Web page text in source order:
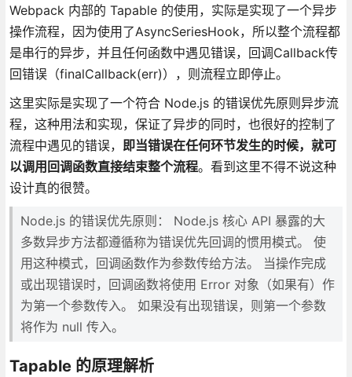
Webpack 内部的 Tapable 的使用，实际是实现了一个异步
操作流程，因为使用了AsyncSeriesHook，所以整个流程都
是串行的异步，并且任何函数中遇见错误，回调Callback传
回错误（finalCallback(err)），则流程立即停止。
这里实际是实现了一个符合 Node.js 的错误优先原则异步流
程，这种用法和实现，保证了异步的同时，也很好的控制了
流程中遇见的错误， 即当错误在任何环节发生的时候，就可
以调用回调函数直接结束整个流程。看到这里不得不说这种
设计真的很赞。
Node.js 的错误优先原则： Node.js 核心 API 暴露的大
多数异步方法都遵循称为错误优先回调的惯用模式。 使
用这种模式，回调函数作为参数传给方法。 当操作完成
或出现错误时，回调函数将使用 Error 对象（如果有）作
为第一个参数传入。 如果没有出现错误，则第一个参数
将作为 null 传入。
Tapable 的原理解析